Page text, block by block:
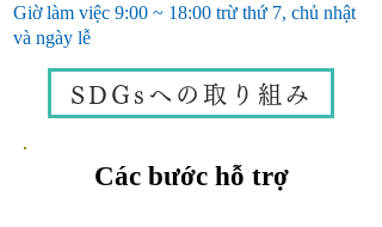
Giờ làm việc 9:00 ~ 18:00 trừ thứ 7, chủ nhật
và ngày lễ
SDGsへの取り組み
Các bước hỗ trợ